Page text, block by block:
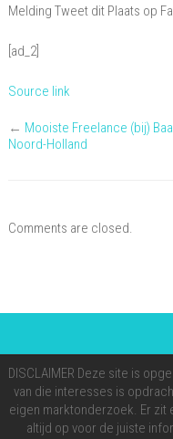
Melding Tweet dit Plaats op
[ad_2]
Source link
← Mooiste Freelance (bij)
Noord-Holland
Comments are closed.
DISCLAIMER Deze site is
van die interesses is
eigen marktonderzoek. Er zit
altijd op voor de juiste